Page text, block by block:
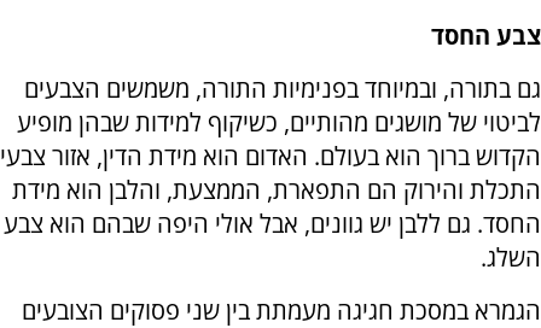
צבע החסד
גם בתורה, ובמיוחד בפנימיות התורה, משמשים הצבעים
לביטוי של מושגים מהותיים, כשיקוף למידות שבהן מופיע
הקדוש ברוך הוא בעולם. האדום הוא מידת הדין, אזור צבעי
התכלת והירוק הם התפארת, הממצעת, והלבן הוא מידת
החסד. גם ללבן יש גוונים, אבל אולי היפה שבהם הוא צבע
השלג.
הגמרא במסכת חגיגה מעמתת בין שני פסוקים הצובעים